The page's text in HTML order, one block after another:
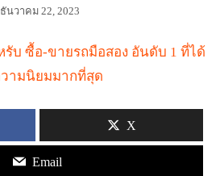
ธันวาคม 22, 2023
X
Email